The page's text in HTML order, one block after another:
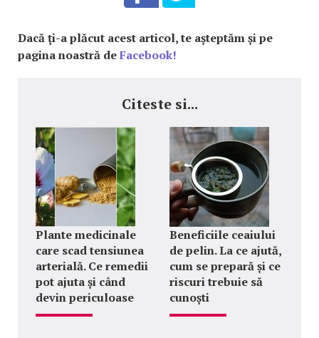
Dacă ţi-a plăcut acest articol, te așteptăm și pe
pagina noastră deFacebook!
Citeste si...
Plante medicinale
care scad tensiunea
arterială. Ce remedii
pot ajuta și când
devin periculoase
Beneficiile ceaiului
de pelin. La ce ajută,
cum se prepară și ce
riscuri trebuie să
cunoști